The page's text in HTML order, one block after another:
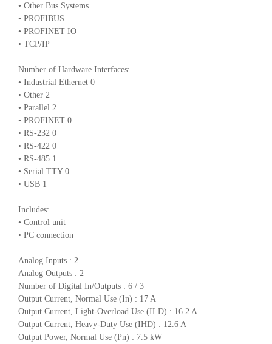
• Other Bus Systems
• PROFIBUS
• PROFINET IO
• TCP/IP
Number of Hardware Interfaces:
• Industrial Ethernet 0
• Other 2
• Parallel 2
• PROFINET 0
• RS-232 0
• RS-422 0
• RS-485 1
• Serial TTY 0
• USB 1
Includes:
• Control unit
• PC connection
Analog Inputs : 2
Analog Outputs : 2
Number of Digital In/Outputs : 6 / 3
Output Current, Normal Use (In) : 17 A
Output Current, Light-Overload Use (ILD) : 16.2 A
Output Current, Heavy-Duty Use (IHD) : 12.6 A
Output Power, Normal Use (Pn) : 7.5 kW